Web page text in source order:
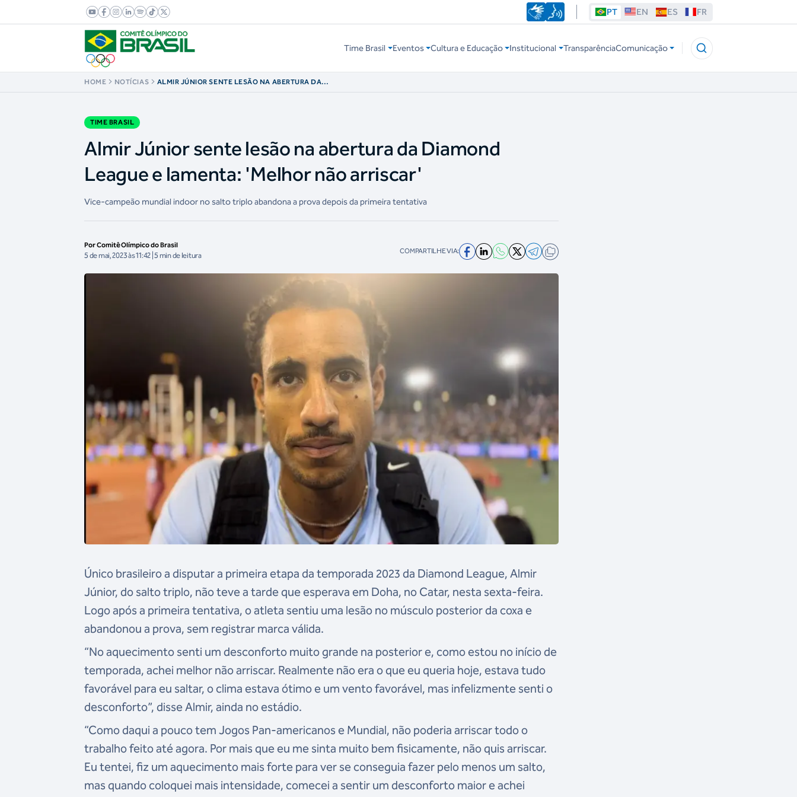
PT EN ES FR
Time Brasil Eventos Cultura e Educação Institucional TransparênciaComunicação
HOME NOTÍCIAS
ALMIR JÚNIOR SENTE LESÃO NA ABERTURA DA
TIME BRASIL
Almir Júnior sente lesão na abertura da Diamond
League e lamenta: 'Melhor não arriscar'
Vice-campeão mundial indoor no salto triplo abandona a prova depois da primeira tentativa
Por Comitê Olímpico do Brasil
5 de mai, 2023 às 11:42 | 5 min de leitura COMPARTILHE VIA:
Único brasileiro a disputar a primeira etapa da temporada 2023 da Diamond League, Almir
Júnior, do salto triplo, não teve a tarde que esperava em Doha, no Catar, nesta sexta-feira.
Logo após a primeira tentativa, o atleta sentiu uma lesão no músculo posterior da coxa e
abandonou a prova, sem registrar marca válida.
“No aquecimento senti um desconforto muito grande na posterior e, como estou no início de
temporada, achei melhor não arriscar. Realmente não era o que eu queria hoje, estava tudo
favorável para eu saltar, o clima estava ótimo e um vento favorável, mas infelizmente senti o
desconforto”, disse Almir, ainda no estádio.
“Como daqui a pouco tem Jogos Pan-americanos e Mundial, não poderia arriscar todo o
trabalho feito até agora. Por mais que eu me sinta muito bem fisicamente, não quis arriscar.
Eu tentei, fiz um aquecimento mais forte para ver se conseguia fazer pelo menos um salto,
mas quando coloquei mais intensidade, comecei a sentir um desconforto maior e achei